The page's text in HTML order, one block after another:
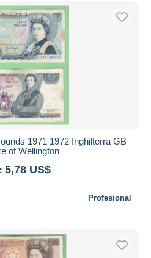
bancaria
1971 1972 Inghilterra GB
of Wellington
5,78 US$
Profesional